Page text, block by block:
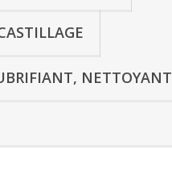
NETTOYANT